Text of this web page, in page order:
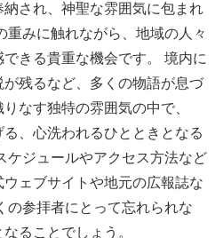
され、神聖な雰囲気に包まれ
重みに触れながら、地域の人々
きる貴重な機会です。 境内に
残るなど、多くの物語が息づ
なす独特の雰囲気の中で、
、心洗われるひとときとなる
ケジュールやアクセス方法など
ェブサイトや地元の広報誌な
の参拝者にとって忘れられな
ることでしょう。